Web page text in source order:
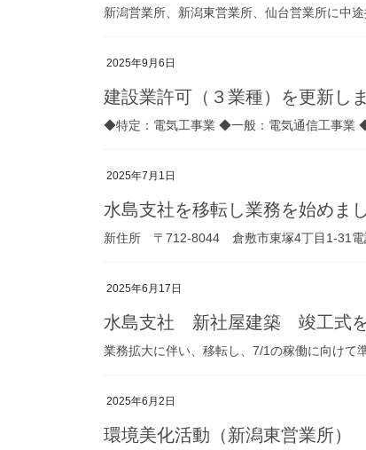
新潟営業所、新潟東営業所、仙台営業所に中
2025年9月6日
建設業許可（３業種）を更新しま
◆特定：電気工事業 ◆一般：電気通信工事業
2025年7月1日
水島支社を移転し業務を始めまし
新住所 〒712-8044 倉敷市東塚4丁目1-31電
2025年6月17日
水島支社 新社屋建築 竣工式を
業務拡大に伴い、移転し、7/1の稼働に向けて
2025年6月2日
環境美化活動（新潟東営業所）